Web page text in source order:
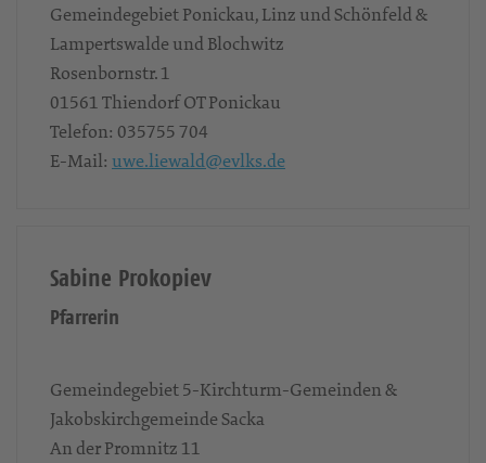
Gemeindegebiet Ponickau, Linz und Schönfeld &
Lampertswalde und Blochwitz
Rosenbornstr. 1
01561Thiendorf OT Ponickau
Telefon: 035755 704
E-Mail: uwe.liewald@evlks.de
Sabine Prokopiev
Pfarrerin
Gemeindegebiet 5-Kirchturm-Gemeinden &
Jakobskirchgemeinde Sacka
An der Promnitz 11